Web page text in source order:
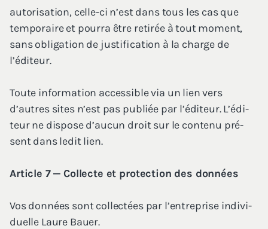
auto­ri­sa­tion, celle-ci n’est dans tous les cas que
tem­po­raire et pour­ra être reti­rée à tout moment,
sans obli­ga­tion de jus­ti­fi­ca­tion à la charge de
l’éditeur.
Toute infor­ma­tion acces­sible via un lien vers
d’autres sites n’est pas publiée par l’é­di­teur. L’é­di­
teur ne dis­pose d’au­cun droit sur le conte­nu pré­
sent dans ledit lien.
Article 7— Col­lecte et pro­tec­tion des données
Vos don­nées sont col­lec­tées par l’en­tre­prise indi­vi­
duelle Laure Bauer.